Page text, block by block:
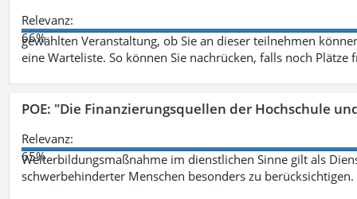
Relevanz:
66%
gewählten Veranstaltung, ob Sie an dieser teilnehmen
eine Warteliste. So können Sie nachrücken, falls noch Plätze
POE: "Die Finanzierungsquellen der Hochschule
Relevanz:
65%
Weiterbildungsmaßnahme im dienstlichen Sinne gilt als
schwerbehinderter Menschen besonders zu berücksichtigen.